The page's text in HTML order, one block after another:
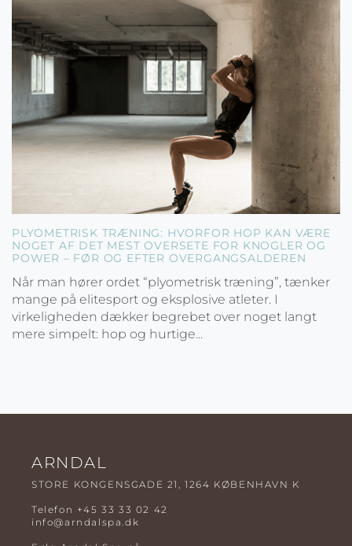
PLYOMETRISK TRÆNING: HVORFOR HOP KAN VÆRE
NOGET AF DET MEST OVERSETE FOR KNOGLER OG
POWER – FØR OG EFTER OVERGANGSALDEREN
Når man hører ordet “plyometrisk træning”, tænker
mange på elitesport og eksplosive atleter. I
virkeligheden dækker begrebet over noget langt
mere simpelt: hop og hurtige...
ARNDAL
STORE KONGENSGADE 21, 1264 KØBENHAVN K
Telefon +45 33 33 02 42
info@arndalspa.dk